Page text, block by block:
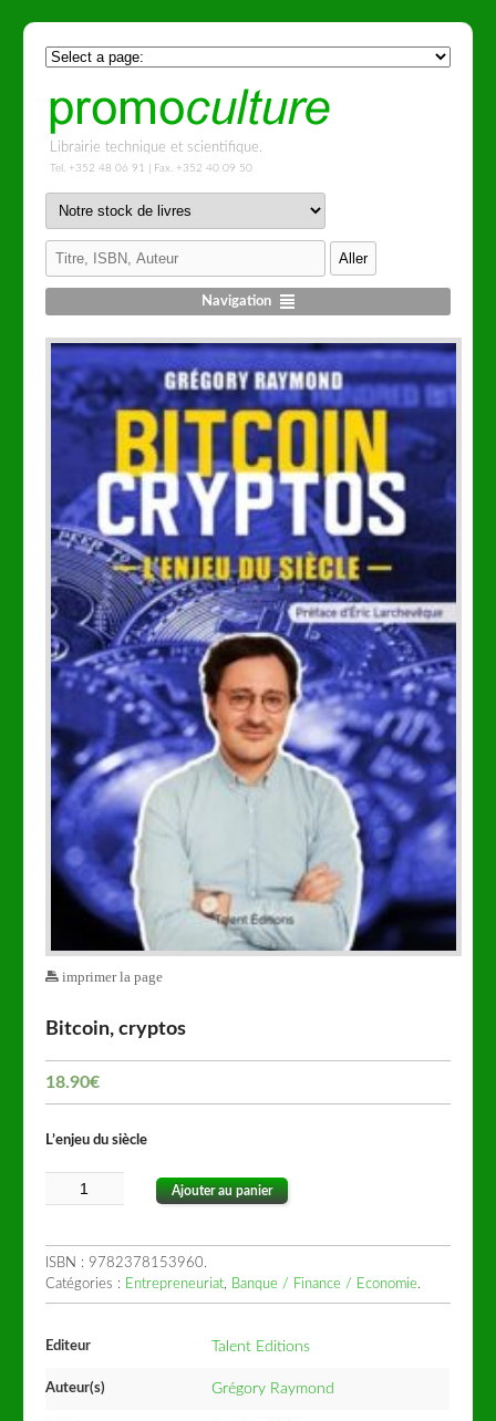
Librairie technique et scientifique.
Tel. +352 48 06 91 | Fax. +352 40 09 50
Navigation
imprimer la page
Bitcoin, cryptos
18.90€
L’enjeu du siècle
Ajouter au panier
ISBN : 9782378153960.
Catégories : Entrepreneuriat, Banque / Finance / Economie.
Editeur Talent Editions
Auteur(s) Grégory Raymond